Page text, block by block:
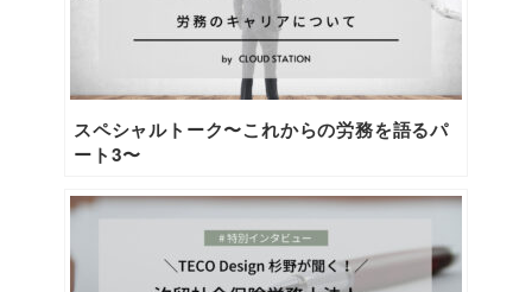
スペシャルトーク〜これからの労務を語るパ
ート3〜